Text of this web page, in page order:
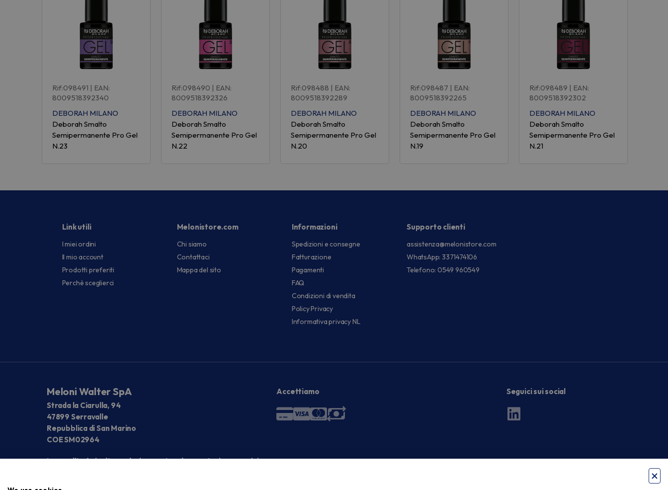
Rif:098491 | EAN:
8009518392340
DEBORAH MILANO
Deborah Smalto
Semipermanente Pro Gel
N.23
Rif:098490 | EAN:
8009518392326
DEBORAH MILANO
Deborah Smalto
Semipermanente Pro Gel
N.22
Rif:098488 | EAN:
8009518392289
DEBORAH MILANO
Deborah Smalto
Semipermanente Pro Gel
N.20
Rif:098487 | EAN:
8009518392265
DEBORAH MILANO
Deborah Smalto
Semipermanente Pro Gel
N.19
Rif:098489 | EAN:
8009518392302
DEBORAH MILANO
Deborah Smalto
Semipermanente Pro Gel
N.21
Link utili
I miei ordini
Il mio account
Prodotti preferiti
Perchè sceglierci
Melonistore.com
Chi siamo
Contattaci
Mappa del sito
Informazioni
Spedizioni e consegne
Fatturazione
Pagamenti
FAQ
Condizioni di vendita
Policy Privacy
Informativa privacy NL
Supporto clienti
assistenza@melonistore.com
WhatsApp: 3371474106
Telefono: 0549 960549
Meloni Walter SpA
Strada la Ciarulla, 94
47899 Serravalle
Repubblica di San Marino
COE SM02964
La vendita è rivolta esclusivamente ad operatori economici
Accettiamo Seguici sui social